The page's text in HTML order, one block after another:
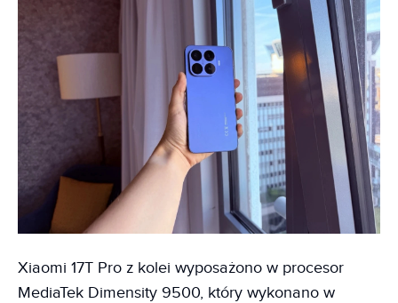
Xiaomi 17T Pro z kolei wyposażono w procesor
MediaTek Dimensity 9500, który wykonano w